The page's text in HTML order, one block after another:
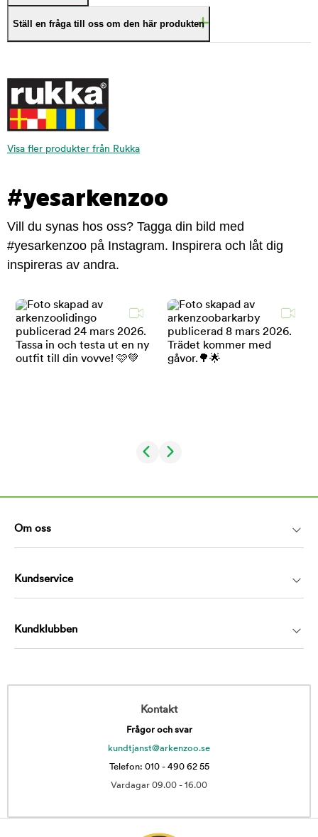
Ställ en fråga till oss om den här produkten
Visa fler produkter från Rukka
#yesarkenzoo
Vill du synas hos oss? Tagga din bild med
#yesarkenzoo på Instagram. Inspirera och låt dig
inspireras av andra.
Om oss
Kundservice
Kundklubben
Kontakt
Frågor och svar
kundtjanst@arkenzoo.se
Telefon: 010 - 490 62 55
Vardagar 09.00 - 16.00